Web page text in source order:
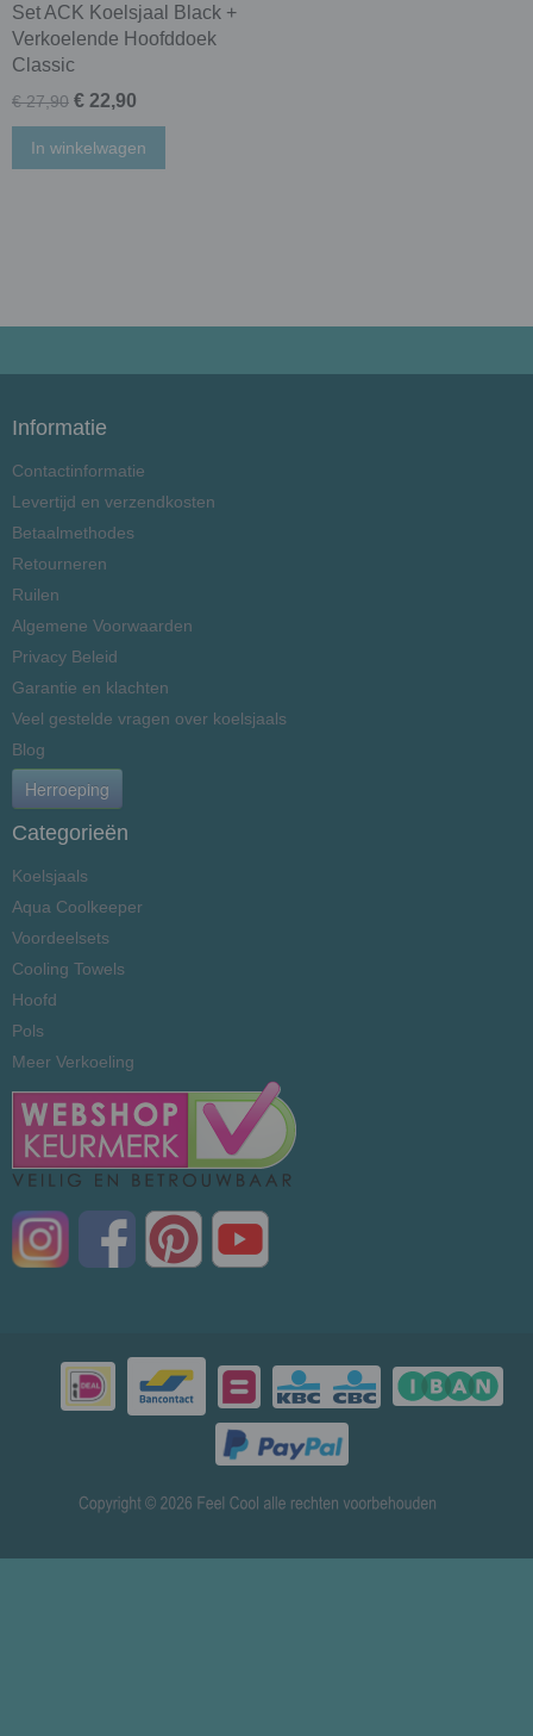
Set ACK Koelsjaal Black +
Verkoelende Hoofddoek
Classic
€ 27,90 € 22,90
In winkelwagen
Informatie
Contactinformatie
Levertijd en verzendkosten
Betaalmethodes
Retourneren
Ruilen
Algemene Voorwaarden
Privacy Beleid
Garantie en klachten
Veel gestelde vragen over koelsjaals
Blog
Herroeping
Categorieën
Koelsjaals
Aqua Coolkeeper
Voordeelsets
Cooling Towels
Hoofd
Pols
Meer Verkoeling
© 2026 www.mensenverkoeling.nl - Powered by